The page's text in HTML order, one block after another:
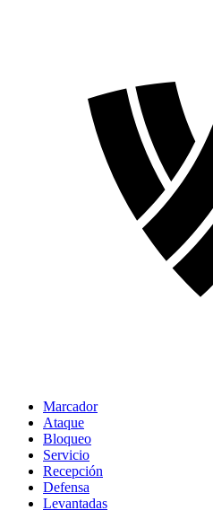
Marcador
Ataque
Bloqueo
Servicio
Recepción
Defensa
Levantadas